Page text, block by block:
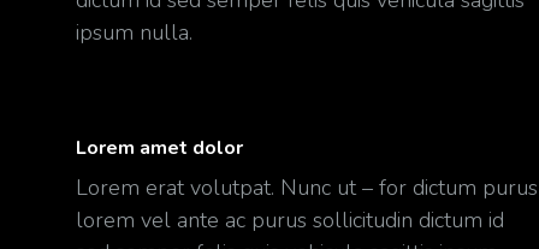
ipsum nulla.
Lorem amet dolor
Lorem erat volutpat. Nunc ut – for dictum purus
lorem vel ante ac purus sollicitudin dictum id